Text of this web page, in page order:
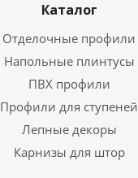
Каталог
Отделочные профили
Напольные плинтусы
ПВХ профили
Профили для ступеней
Лепные декоры
Карнизы для штор